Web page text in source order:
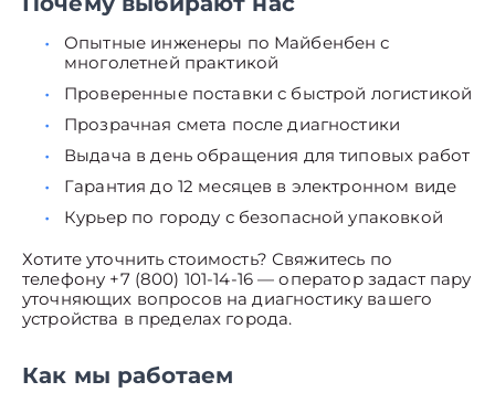
Опытные инженеры по Майбенбен с
многолетней практикой
Проверенные поставки с быстрой логистикой
Прозрачная смета после диагностики
Выдача в день обращения для типовых работ
Гарантия до 12 месяцев в электронном виде
Курьер по городу с безопасной упаковкой
Хотите уточнить стоимость? Свяжитесь по
телефону +7 (800) 101-14-16 — оператор задаст пару
уточняющих вопросов на диагностику вашего
устройства в пределах города.
Как мы работаем